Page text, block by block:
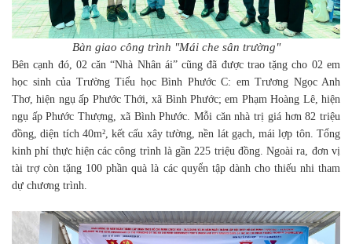
Bàn giao công trình "Mái che sân trường"
Bên cạnh đó, 02 căn “Nhà Nhân ái” cũng đã được trao tặng cho 02 em
học sinh của Trường Tiểu học Bình Phước C: em Trương Ngọc Anh
Thơ, hiện ngụ ấp Phước Thới, xã Bình Phước; em Phạm Hoàng Lê, hiện
ngụ ấp Phước Thượng, xã Bình Phước. Mỗi căn nhà trị giá hơn 82 triệu
đồng, diện tích 40m², kết cấu xây tường, nền lát gạch, mái lợp tôn. Tổng
kinh phí thực hiện các công trình là gần 225 triệu đồng. Ngoài ra, đơn vị
tài trợ còn tặng 100 phần quà là các quyển tập dành cho thiếu nhi tham
dự chương trình.